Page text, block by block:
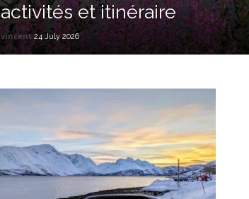
activités et itinéraire
vincent 24 July 2026